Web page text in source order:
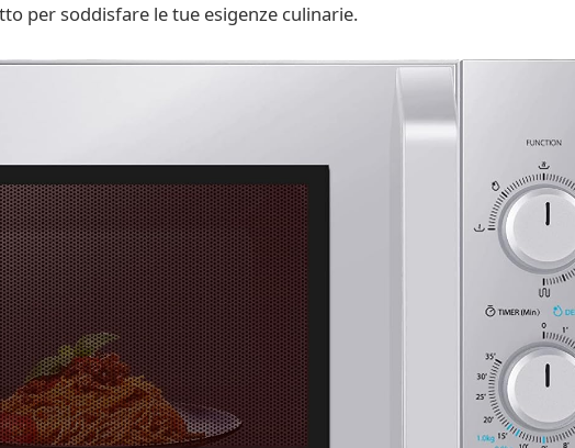
per soddisfare le tue esigenze culinarie.